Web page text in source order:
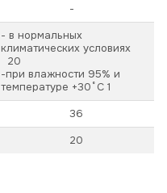
-
- в нормальных
климатических условиях
20
-при влажности 95% и
температуре +30˚С 1
36
20